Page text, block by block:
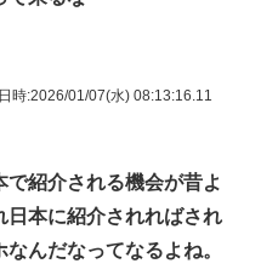
時:2026/01/07(水) 08:13:16.11
で紹介される機会が昔よ
日本に紹介されればされ
んだなってなるよね。